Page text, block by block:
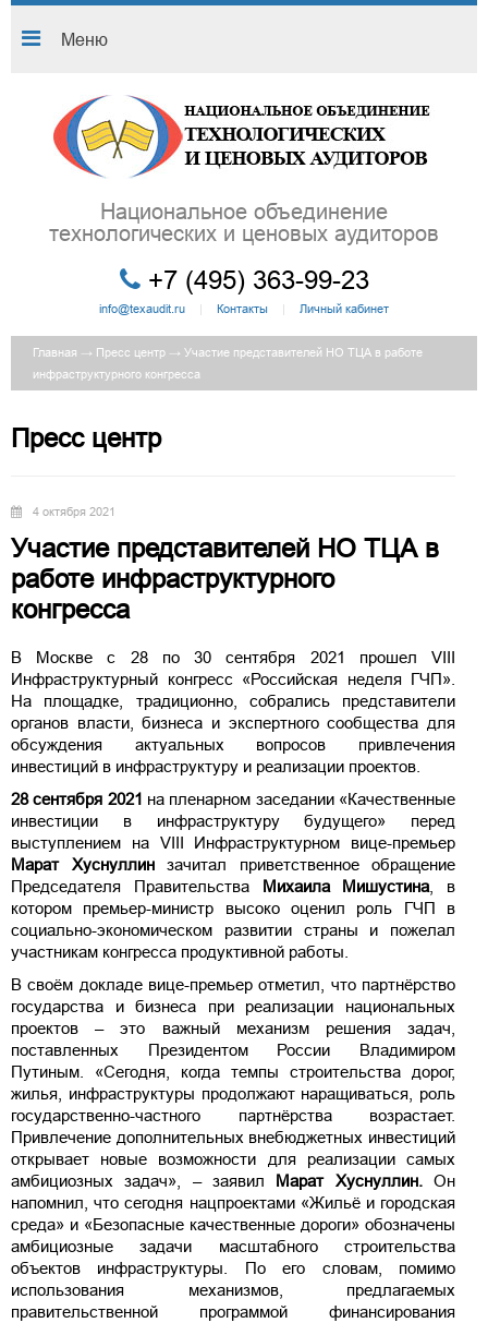
Меню
Национальное объединение
технологических и ценовых аудиторов
+7 (495) 363-99-23
info@texaudit.ru | Контакты | Личный кабинет
Главная → Пресс центр → Участие представителей НО ТЦА в работе
инфраструктурного конгресса
Пресс центр
4 октября 2021
Участие представителей НО ТЦА в
работе инфраструктурного
конгресса
В Москве с 28 по 30 сентября 2021 прошел VIII
Инфраструктурный конгресс «Российская неделя ГЧП».
На площадке, традиционно, собрались представители
органов власти, бизнеса и экспертного сообщества для
обсуждения актуальных вопросов привлечения
инвестиций в инфраструктуру и реализации проектов.
28 сентября 2021 на пленарном заседании «Качественные
инвестиции в инфраструктуру будущего» перед
выступлением на VIII Инфраструктурном вице-премьер
Марат Хуснуллинзачитал приветственное обращение
Председателя Правительства Михаила Мишустина , в
котором премьер-министр высоко оценил роль ГЧП в
социально-экономическом развитии страны и пожелал
участникам конгресса продуктивной работы.
В своём докладе вице-премьер отметил, что партнёрство
государства и бизнеса при реализации национальных
проектов – это важный механизм решения задач,
поставленных Президентом России Владимиром
Путиным. «Сегодня, когда темпы строительства дорог,
жилья, инфраструктуры продолжают наращиваться, роль
государственно-частного партнёрства возрастает.
Привлечение дополнительных внебюджетных инвестиций
открывает новые возможности для реализации самых
амбициозных задач», – заявил Марат Хуснуллин.Он
напомнил, что сегодня нацпроектами «Жильё и городская
среда» и «Безопасные качественные дороги» обозначены
амбициозные задачи масштабного строительства
объектов инфраструктуры. По его словам, помимо
использования механизмов, предлагаемых
правительственной программой финансирования